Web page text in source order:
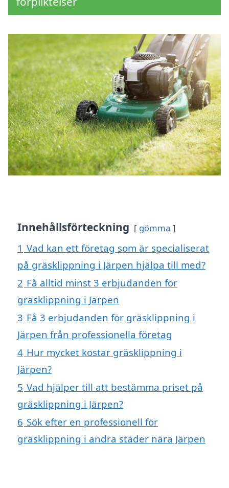
Innehållsförteckning gömma
1 Vad kan ett företag som är specialiserat
på gräsklippning i Järpen hjälpa till med?
2 Få alltid minst 3 erbjudanden för
gräsklippning i Järpen
3 Få 3 erbjudanden för gräsklippning i
Järpen från professionella företag
4 Hur mycket kostar gräsklippning i
Järpen?
5 Vad hjälper till att bestämma priset på
gräsklippning i Järpen?
6 Sök efter en professionell för
gräsklippning i andra städer nära Järpen